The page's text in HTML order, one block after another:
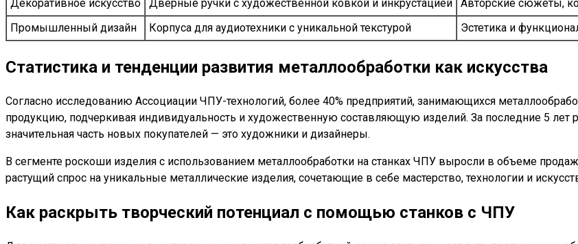
Декоративное искусство
Дверные ручки с художественной ковкой и инкрустацией
Авторские сюжеты,
Промышленный дизайн
Корпуса для аудиотехники с уникальной текстурой Эстетика и
Статистика и тенденции развития металлообработки как искусства
Согласно исследованию Ассоциации ЧПУ-технологий, более 40% предприятий, занимающихся
продукцию, подчеркивая индивидуальность и художественную составляющую изделий. За последние 5
значительная часть новых покупателей — это художники и дизайнеры.
В сегменте роскоши изделия с использованием металлообработки на станках ЧПУ выросли в объеме
растущий спрос на уникальные металлические изделия, сочетающие в себе мастерство, технологии и
Как раскрыть творческий потенциал с помощью станков с ЧПУ